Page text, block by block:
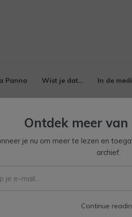
Panna Wist je dat… In de
Ontdek meer
je nu om meer te lezen en
archief.
Continue